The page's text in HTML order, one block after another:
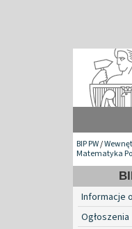
BIP PW/
Matematyka
Informacje
Ogłoszenia